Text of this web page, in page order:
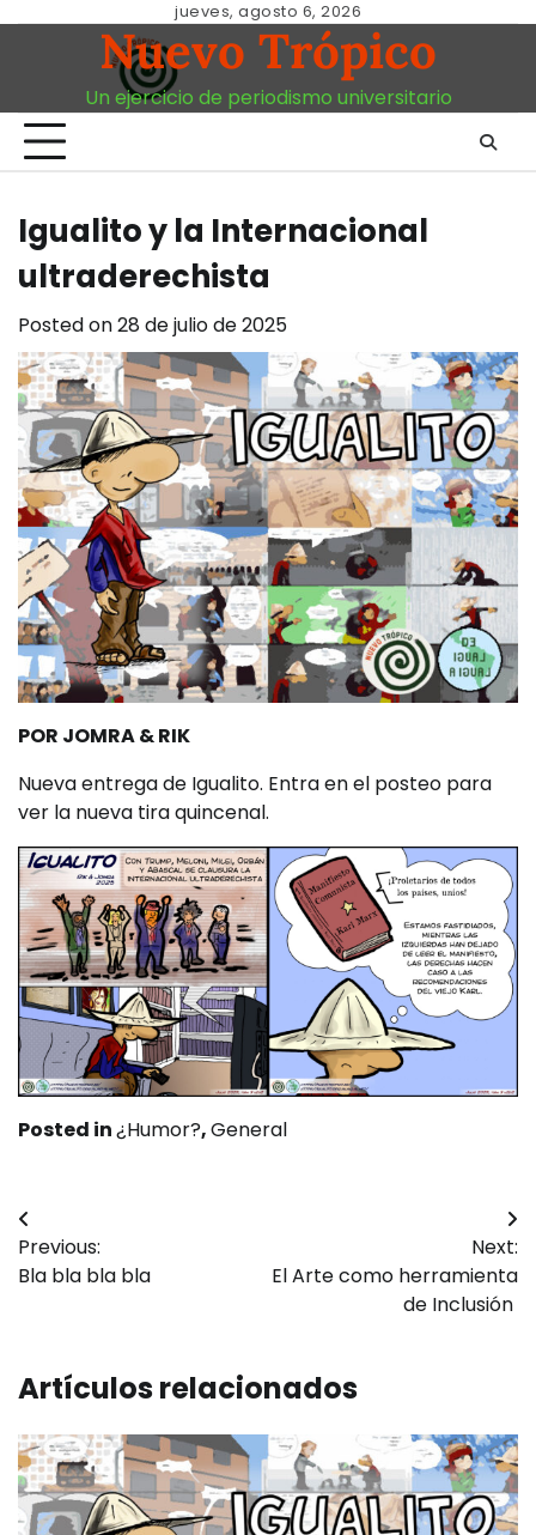
jueves, agosto 6, 2026
Nuevo Trópico
Un ejercicio de periodismo universitario
Igualito y la Internacional
ultraderechista
Posted on28 de julio de 2025
POR JOMRA & RIK
Nueva entrega de Igualito. Entra en el posteo para
ver la nueva tira quincenal.
Posted in¿Humor?,General
Navegación
de
Previous:
Bla bla bla bla
Next:
El Arte como herramienta
de Inclusión
Artículos relacionados